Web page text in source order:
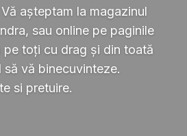
așteptam la magazinul
sau online pe paginile
toți cu drag și din toată
să vă binecuvinteze.
si pretuire.